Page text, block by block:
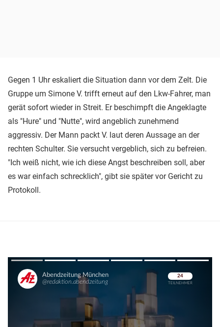
Gegen 1 Uhr eskaliert die Situation dann vor dem Zelt. Die
Gruppe um Simone V. trifft erneut auf den Lkw-Fahrer, man
gerät sofort wieder in Streit. Er beschimpft die Angeklagte
als "Hure" und "Nutte", wird angeblich zunehmend
aggressiv. Der Mann packt V. laut deren Aussage an der
rechten Schulter. Sie versucht vergeblich, sich zu befreien.
"Ich weiß nicht, wie ich diese Angst beschreiben soll, aber
es war einfach schrecklich", gibt sie später vor Gericht zu
Protokoll.
Überspringen